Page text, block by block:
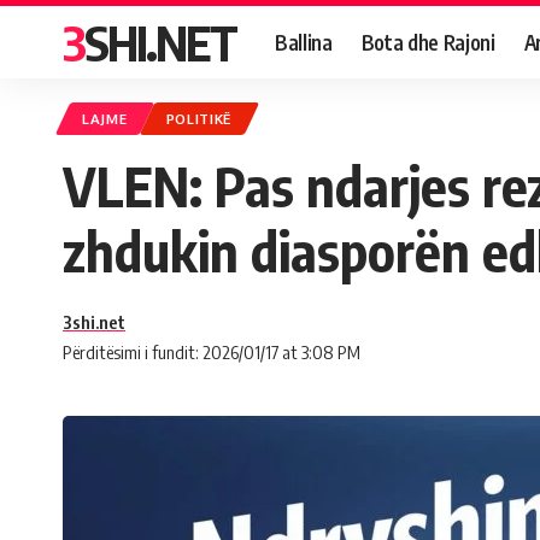
3SHI.NET Ballina Bota dhe Rajoni
LAJME POLITIKË
VLEN: Pas ndarjes
zhdukin diasporën
Përditësimi i fundit: 2026/01/17 at 3:08 PM
3shi.net